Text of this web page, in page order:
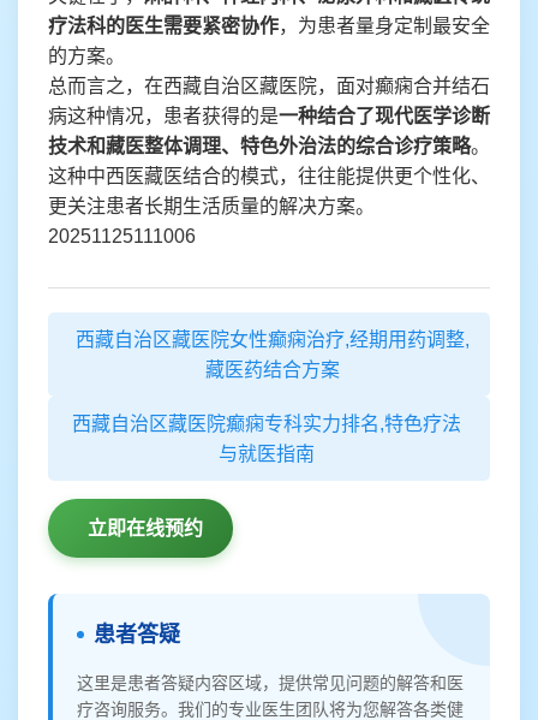
疗法科的医生需要紧密协作，为患者量身定制最安全
的方案。
总而言之，在西藏自治区藏医院，面对癫痫合并结石
病这种情况，患者获得的是一种结合了现代医学诊断
技术和藏医整体调理、特色外治法的综合诊疗策略。
这种中西医藏医结合的模式，往往能提供更个性化、
更关注患者长期生活质量的解决方案。
20251125111006
西藏自治区藏医院女性癫痫治疗,经期用药调整,
藏医药结合方案
西藏自治区藏医院癫痫专科实力排名,特色疗法
与就医指南
立即在线预约
患者答疑
这里是患者答疑内容区域，提供常见问题的解答和医
疗咨询服务。我们的专业医生团队将为您解答各类健